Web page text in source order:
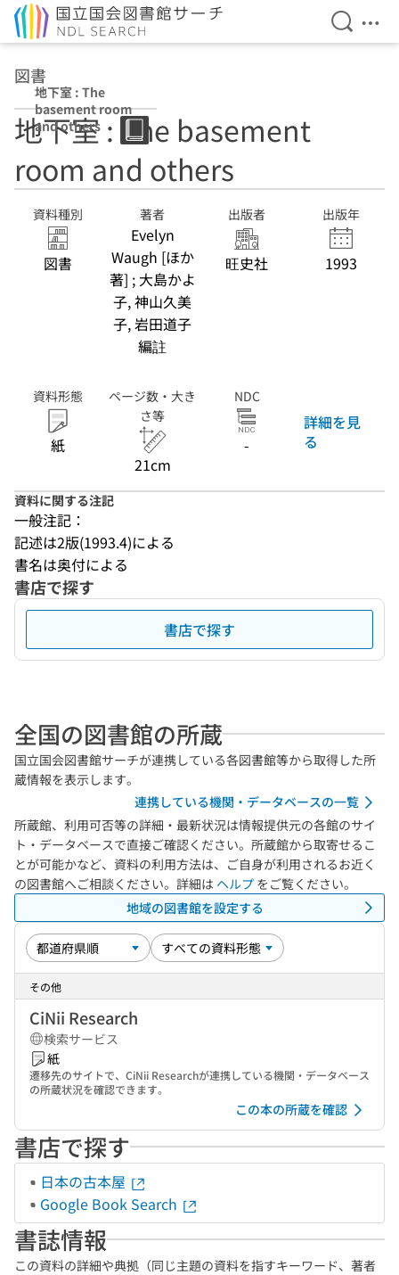
検索を
メ
図書
地下室 : The
basement room
and others
地下室 : The basement
room and others
資料種別
図書
著者
Evelyn
Waugh [ほか
著] ; 大島かよ
子, 神山久美
子, 岩田道子
編註
出版者
旺史社
出版年
1993
資料形態
紙
ページ数・大き
さ等
21cm
NDC
-
詳細を見
る
資料に関する注記
一般注記：
記述は2版(1993.4)による
書名は奥付による
書店で探す
書店で探す
全国の図書館の所蔵
国立国会図書館サーチが連携している各図書館等から取得した所
蔵情報を表示します。
連携している機関・データベースの一覧
所蔵館、利用可否等の詳細・最新状況は情報提供元の各館のサイ
ト・データベースで直接ご確認ください。所蔵館から取寄せるこ
とが可能かなど、資料の利用方法は、ご自身が利用されるお近く
の図書館へご相談ください。詳細は ヘルプ をご覧ください。
地域の図書館を設定する
その他
CiNii Research
検索サービス
紙
遷移先のサイトで、CiNii Researchが連携している機関・データベース
の所蔵状況を確認できます。
この本の所蔵を確認
書店で探す
日本の古本屋
Google Book Search
書誌情報
この資料の詳細や典拠（同じ主題の資料を指すキーワード、著者